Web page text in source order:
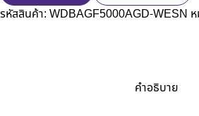
รหัสสินค้า: WDBAGF5000AGD-WESN
คำอธิบาย